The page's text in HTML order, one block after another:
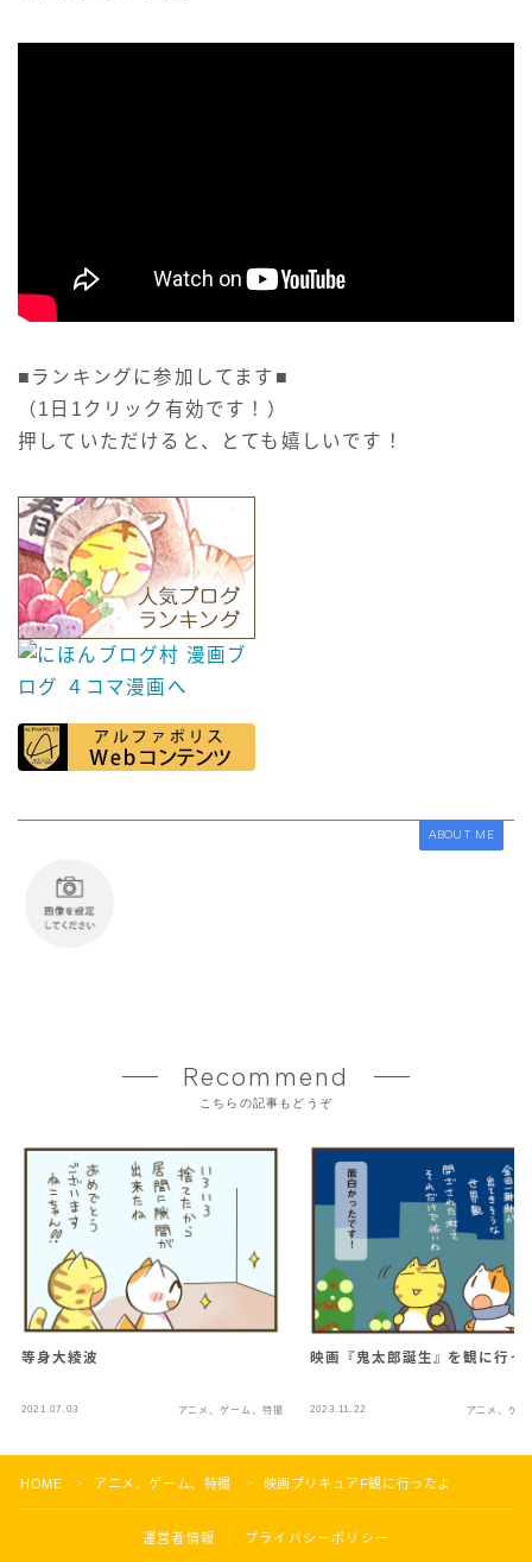
■ランキングに参加してます■
（1日1クリック有効です！）
押していただけると、とても嬉しいです！
ABOUT ME
Recommend
こちらの記事もどうぞ
等身大綾波
2021.07.03 アニメ、ゲーム、特撮
映画『鬼太郎誕生』を観に行っ
2023.11.22 アニメ、ゲ
HOME ＞ アニメ、ゲーム、特撮 ＞ 映画プリキュアF観に行ったよ
運営者情報 プライバシーポリシー